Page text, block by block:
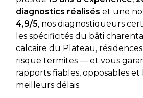
diagnostics réalisés et une
4,9/5, nos diagnostiqueurs
les spécificités du bâti
calcaire du Plateau,
risque termites — et vous
rapports fiables, opposables et
meilleurs délais.